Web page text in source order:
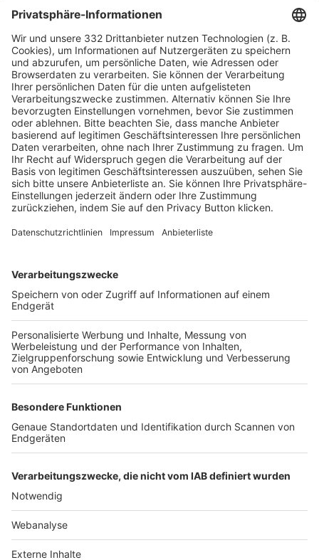
HÄUFIG BESUCHTE SEITEN
Pässe und Vereinswechsel
Trainerausbildung
Schulungsangebot Vereinsmitarbeiter
BFV-Geschäftsstellen
Trainerbörse
Login SpielPlus
FOLGE DEM BFV
TOP-VEREINE
TOP-PARTNER
Nutzungsbedingungen Datenschutz Impressum